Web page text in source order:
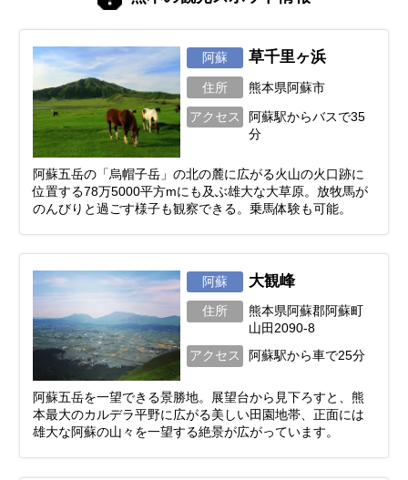
阿蘇 草千里ヶ浜
住所 熊本県阿蘇市
アクセス
阿蘇駅からバスで35
分
阿蘇五岳の「烏帽子岳」の北の麓に広がる火山の火口跡に
位置する78万5000平方mにも及ぶ雄大な大草原。放牧馬が
のんびりと過ごす様子も観察できる。乗馬体験も可能。
阿蘇 大観峰
住所
熊本県阿蘇郡阿蘇町
山田2090-8
アクセス
阿蘇駅から車で25分
阿蘇五岳を一望できる景勝地。展望台から見下ろすと、熊
本最大のカルデラ平野に広がる美しい田園地帯、正面には
雄大な阿蘇の山々を一望する絶景が広がっています。